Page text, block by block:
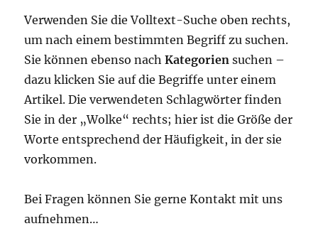
Verwenden Sie die Volltext-Suche oben rechts,
um nach einem bestimmten Begriff zu suchen.
Sie können ebenso nachKategorien suchen –
dazu klicken Sie auf die Begriffe unter einem
Artikel. Die verwendeten Schlagwörter finden
Sie in der „Wolke“ rechts; hier ist die Größe der
Worte entsprechend der Häufigkeit, in der sie
vorkommen.
Bei Fragen können Sie gerne Kontakt mit uns
aufnehmen…